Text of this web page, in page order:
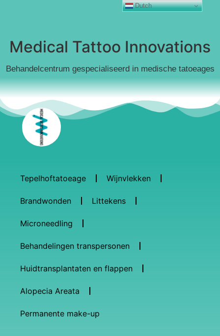
Medical Tattoo Innovations
Behandelcentrum gespecialiseerd in medische tatoeages
Tepelhoftatoeage Wijnvlekken
Brandwonden Littekens
Microneedling
Behandelingen transpersonen
Huidtransplantaten en flappen
Alopecia Areata
Permanente make-up
Dutch